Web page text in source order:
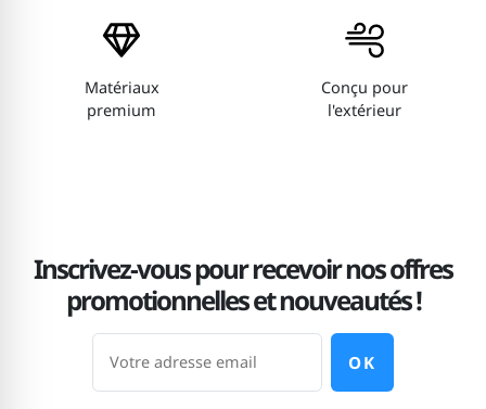
Matériaux
premium
Conçu pour
l'extérieur
Inscrivez-vous pour recevoir nos offres
promotionnelles et nouveautés !
OK